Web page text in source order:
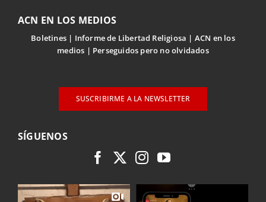
ACN EN LOS MEDIOS
Boletines Informe de Libertad Religiosa
ACN en los
medios
Perseguidos pero no olvidados
SUSCRIBIRME A LA NEWSLETTER
SÍGUENOS